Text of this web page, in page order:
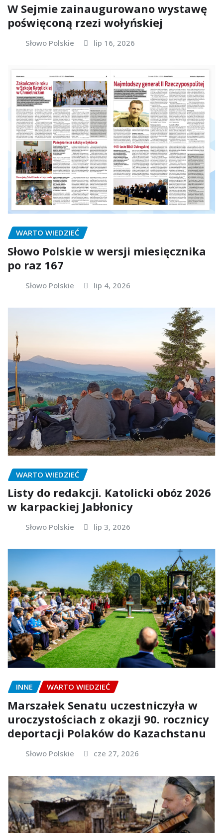
W Sejmie zainaugurowano wystawę
poświęconą rzezi wołyńskiej
Słowo Polskie lip 16, 2026
WARTO WIEDZIEĆ
Słowo Polskie w wersji miesięcznika
po raz 167
Słowo Polskie lip 4, 2026
WARTO WIEDZIEĆ
Listy do redakcji. Katolicki obóz 2026
w karpackiej Jabłonicy
Słowo Polskie lip 3, 2026
INNE WARTO WIEDZIEĆ
Marszałek Senatu uczestniczyła w
uroczystościach z okazji 90. rocznicy
deportacji Polaków do Kazachstanu
Słowo Polskie cze 27, 2026